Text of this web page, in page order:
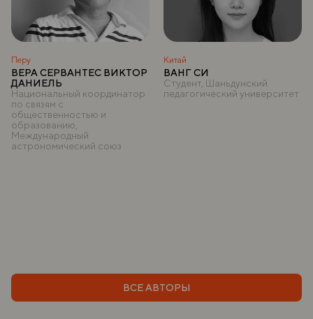
Перу
ВЕРА СЕРВАНТЕС ВИКТОР
ДАНИЕЛЬ
Национальный координатор
по связям с
общественностью и
образованию,
Международный
астрономический союз
Китай
ВАНГ СИ
Студент, Шаньдунский
педагогический университет
ВСЕ АВТОРЫ